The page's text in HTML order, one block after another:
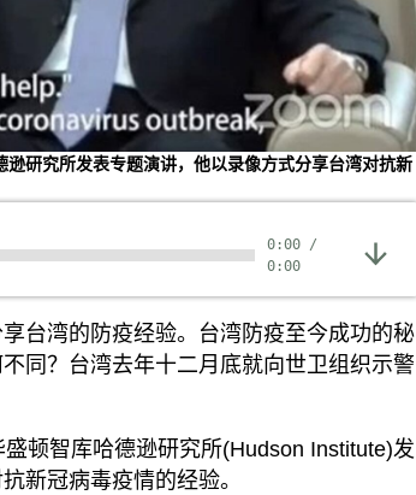
研究所发表专题演讲，他以录像方式分享台湾对抗新
0:00 /
0:00
台湾的防疫经验。台湾防疫至今成功的秘
同？台湾去年十二月底就向世卫组织示警
顿智库哈德逊研究所(Hudson Institute)发
新冠病毒疫情的经验。